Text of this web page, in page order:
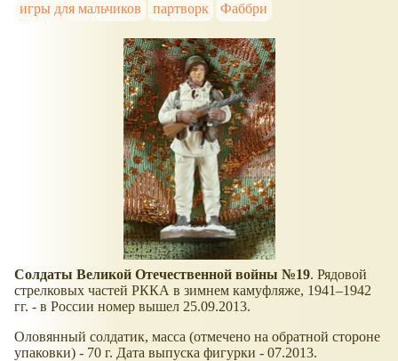
игры для мальчиков
партворк Фаббри
Солдаты Великой Отечественной войны №19. Рядовой
стрелковых частей РККА в зимнем камуфляже, 1941–1942
гг. - в России номер вышел 25.09.2013.
Оловянный солдатик, масса (отмечено на обратной стороне
упаковки) - 70 г. Дата выпуска фигурки - 07.2013.